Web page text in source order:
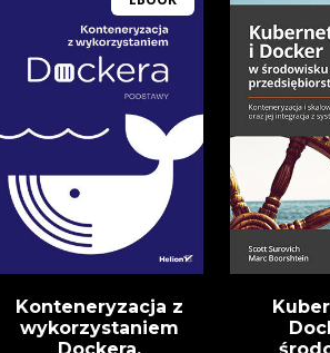
Konteneryzacja z
wykorzystaniem